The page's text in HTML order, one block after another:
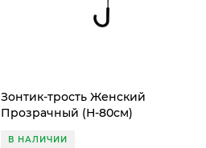
Зонтик-трость Женский
Прозрачный (Н-80см)
В НАЛИЧИИ